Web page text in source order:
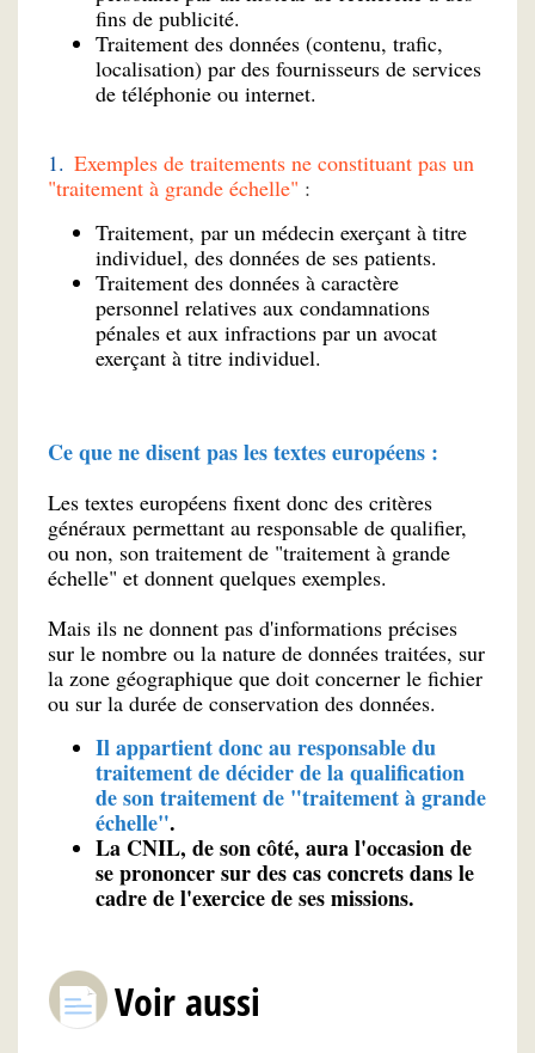
fins de publicité.
Traitement des données (contenu, trafic,
localisation) par des fournisseurs de services
de téléphonie ou internet.
Exemples de traitements ne constituant pas un
"traitement à grande échelle" :
Traitement, par un médecin exerçant à titre
individuel, des données de ses patients.
Traitement des données à caractère
personnel relatives aux condamnations
pénales et aux infractions par un avocat
exerçant à titre individuel.
Ce que ne disent pas les textes européens :
Les textes européens fixent donc des critères
généraux permettant au responsable de qualifier,
ou non, son traitement de "traitement à grande
échelle" et donnent quelques exemples.
Mais ils ne donnent pas d'informations précises
sur le nombre ou la nature de données traitées, sur
la zone géographique que doit concerner le fichier
ou sur la durée de conservation des données.
Il appartient donc au responsable du
traitement de décider de la qualification
de son traitement de "traitement à grande
échelle".
La CNIL, de son côté, aura l'occasion de
se prononcer sur des cas concrets dans le
cadre de l'exercice de ses missions.
Voir aussi